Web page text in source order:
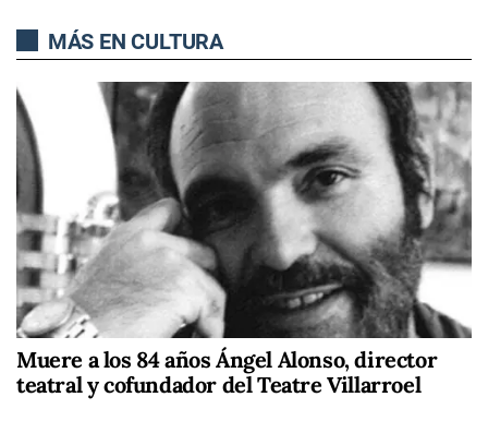
MÁS EN CULTURA
Muere a los 84 años Ángel Alonso, director
teatral y cofundador del Teatre Villarroel